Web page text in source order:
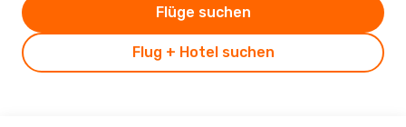
Flug + Hotel suchen
Flüge suchen